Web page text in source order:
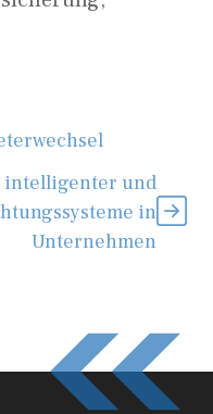
intelligenter und
in
Unternehmen